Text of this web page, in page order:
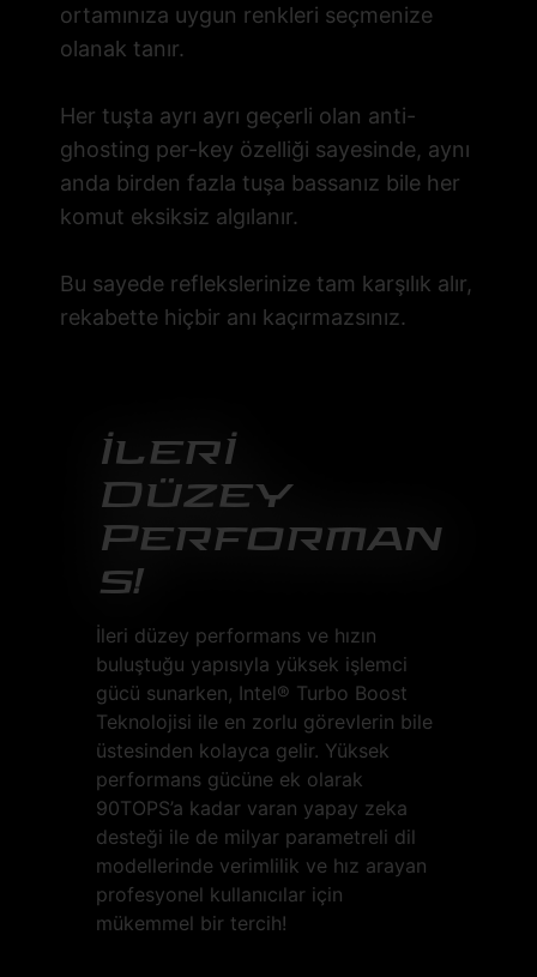
ortamınıza uygun renkleri seçmenize
olanak tanır.
Her tuşta ayrı ayrı geçerli olan anti-
ghosting per-key özelliği sayesinde, aynı
anda birden fazla tuşa bassanız bile her
komut eksiksiz algılanır.
Bu sayede reflekslerinize tam karşılık alır,
rekabette hiçbir anı kaçırmazsınız.
İlerİ
Düzey
Performan
s!
İleri düzey performans ve hızın
buluştuğu yapısıyla yüksek işlemci
gücü sunarken, Intel® Turbo Boost
Teknolojisi ile en zorlu görevlerin bile
üstesinden kolayca gelir. Yüksek
performans gücüne ek olarak
90TOPS’a kadar varan yapay zeka
desteği ile de milyar parametreli dil
modellerinde verimlilik ve hız arayan
profesyonel kullanıcılar için
mükemmel bir tercih!